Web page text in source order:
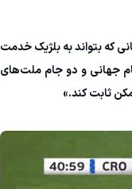
که بتواند به بلژیک خدمت
جهانی و دو جام ملت‌های
ثابت کند.»